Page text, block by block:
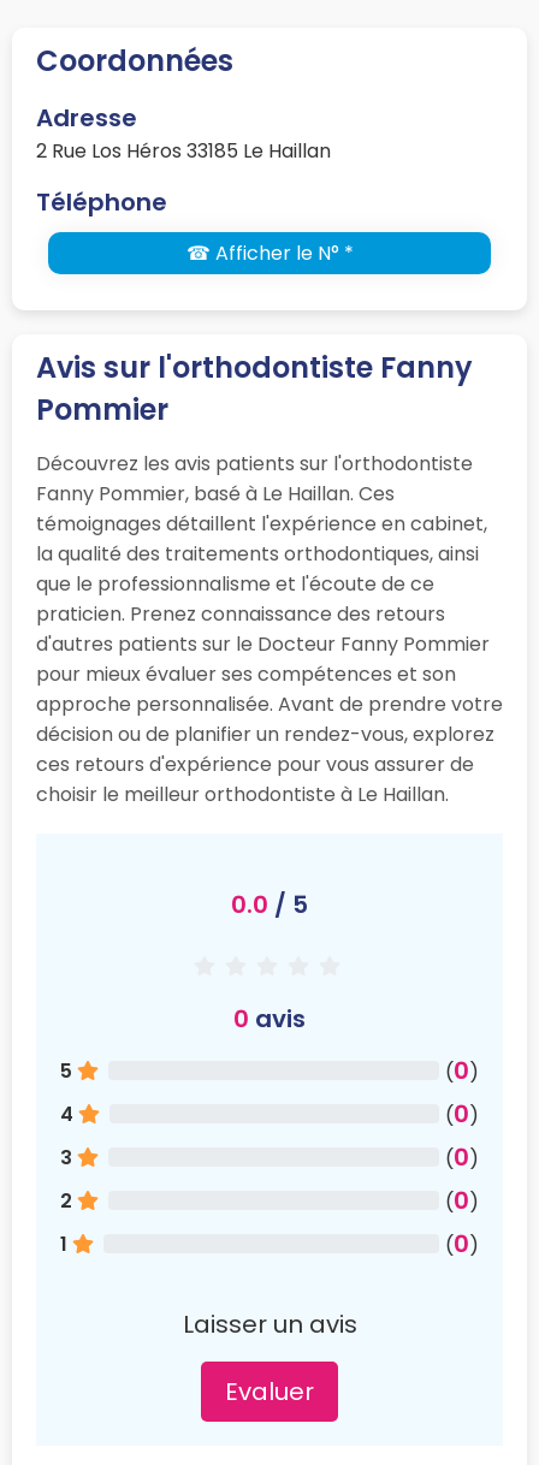
Coordonnées
Adresse
2 Rue Los Héros 33185 Le Haillan
Téléphone
☎ Afficher le N° *
Avis sur l'orthodontiste Fanny
Pommier
Découvrez les avis patients sur l'orthodontiste
Fanny Pommier, basé à Le Haillan. Ces
témoignages détaillent l'expérience en cabinet,
la qualité des traitements orthodontiques, ainsi
que le professionnalisme et l'écoute de ce
praticien. Prenez connaissance des retours
d'autres patients sur le Docteur Fanny Pommier
pour mieux évaluer ses compétences et son
approche personnalisée. Avant de prendre votre
décision ou de planifier un rendez-vous, explorez
ces retours d'expérience pour vous assurer de
choisir le meilleur orthodontiste à Le Haillan.
0.0 / 5
0 avis
5 (0)
4
(0)
3
(0)
2
(0)
1
(0)
Laisser un avis
Evaluer